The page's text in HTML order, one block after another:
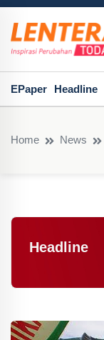
EPaper Headline
Home News
Headline